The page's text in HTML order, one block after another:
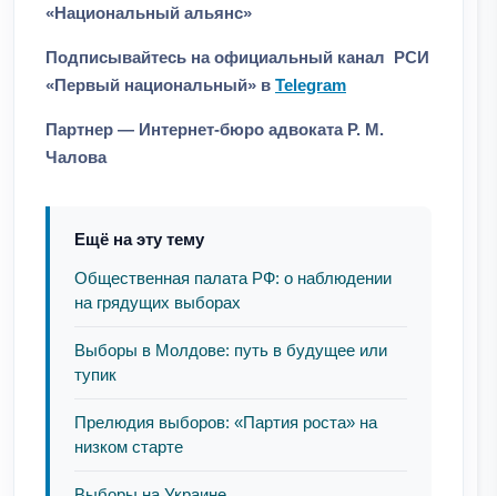
«Национальный альянс»
Подписывайтесь на официальный канал РСИ
«Первый национальный» в Telegram
Партнер — Интернет-бюро адвоката Р. М.
Чалова
Ещё на эту тему
Общественная палата РФ: о наблюдении
на грядущих выборах
Выборы в Молдове: путь в будущее или
тупик
Прелюдия выборов: «Партия роста» на
низком старте